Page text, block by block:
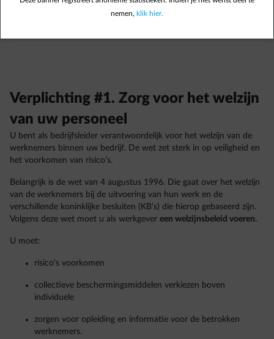
Verplichting #1. Zorg voor het welzijn
van uw personeel
U bent als bedrijfsleider verantwoordelijk voor het welzijn van de
werknemers binnen uw bedrijf. De wet zet sterk in op veiligheid en
het voorkomen van risico’s.
Belangrijk is de wet van 4 augustus 1996. Die gaat over het welzijn
van de werknemers bij de uitvoering van hun werk en de
verschillende koninklijke besluiten (KB’s) die hierop gebaseerd zijn.
Volgens deze wet moet u als werkgever een welzijnsbeleid voeren.
U moet:
risico’s voorkomen
collectieve beschermingsmiddelen verkiezen boven
individuele
zorgen voor opleiding en informatie voor de betrokken
werknemers.
nemen, klik hier.